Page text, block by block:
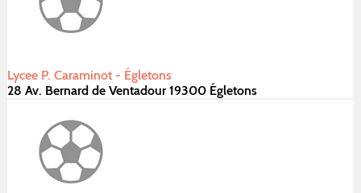
Lycee P. Caraminot - Égletons
28 Av. Bernard de Ventadour 19300 Égletons